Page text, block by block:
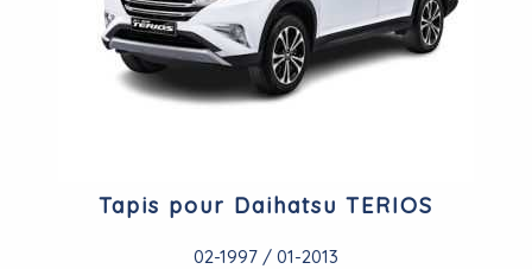
Tapis pour Daihatsu TERIOS
02-1997 / 01-2013